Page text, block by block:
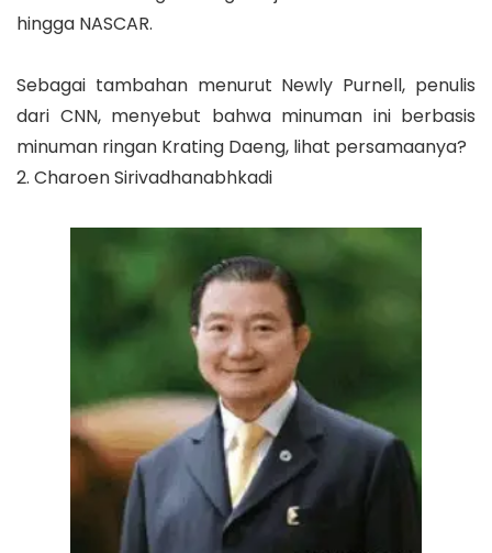
hingga NASCAR.
Sebagai tambahan menurut Newly Purnell, penulis
dari CNN, menyebut bahwa minuman ini berbasis
minuman ringan Krating Daeng, lihat persamaanya?
2. Charoen Sirivadhanabhkadi